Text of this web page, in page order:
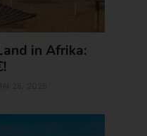
in Afrika: